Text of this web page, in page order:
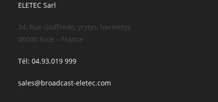
ELETEC Sarl
34, Rue Gioffredo, yrytys, hermetys
06000 Nice – France
Tél: 04.93.019 999
sales@broadcast-eletec.com
¨